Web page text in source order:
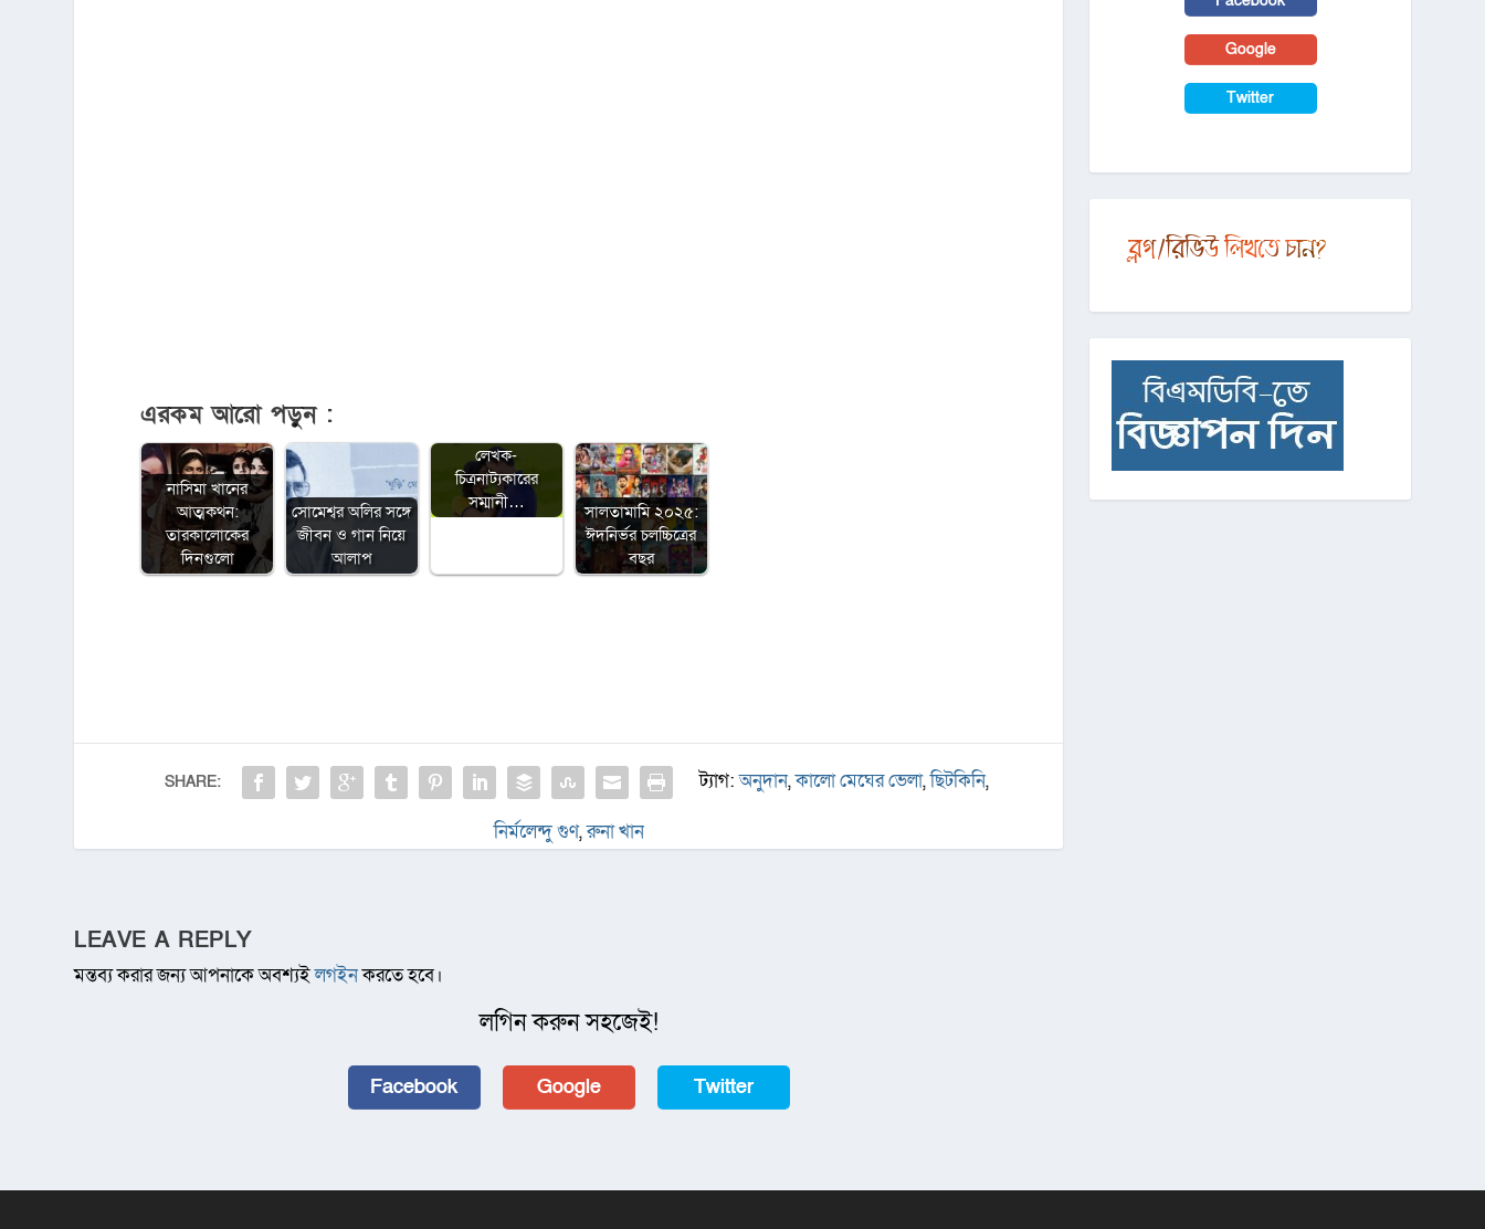
এরকম আরো পড়ুন :
নাসিমা খানের
আত্মকথন:
তারকালোকের
দিনগুলো
সোমেশ্বর অলির সঙ্গে
জীবন ও গান নিয়ে
আলাপ
লেখক-
চিত্রনাট্যকারের
সম্মানী…
সালতামামি ২০২৫:
ঈদনির্ভর চলচ্চিত্রের
বছর
SHARE: ট্যাগ:অনুদান,কালো মেঘের ভেলা,ছিটকিনি,
নির্মলেন্দু গুণ,রুনা খান
LEAVE A REPLY
মন্তব্য করার জন্য আপনাকে অবশ্যইলগইনকরতে হবে।
লগিন করুন সহজেই!
Facebook Google Twitter
Google
Twitter